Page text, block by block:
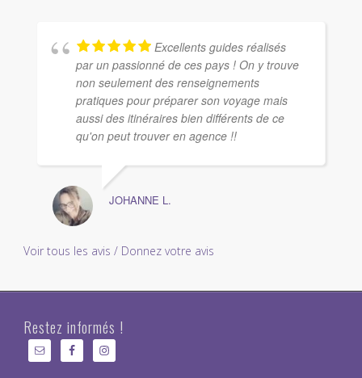
Excellents guides réalisés
par un passionné de ces pays ! On y trouve
non seulement des renseignements
pratiques pour préparer son voyage mais
aussi des itinéraires bien différents de ce
qu'on peut trouver en agence !!
JOHANNE L.
Voir tous les avis / Donnez votre avis
Restez informés !